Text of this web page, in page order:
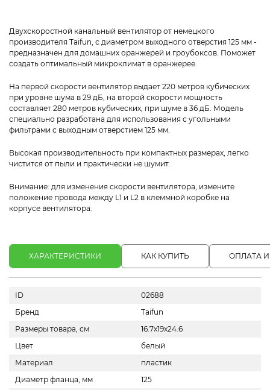
Двухскоростной канальный вентилятор от немецкого
производителя Taifun, с диаметром выходного отверстия 125 мм -
предназначен для домашних оранжерей и гроубоксов. Поможет
создать оптимальный микроклимат в оранжерее.
На первой скорости вентилятор выдает 220 метров кубических
при уровне шума в 29 дБ, на второй скорости мощность
составляет 280 метров кубических, при шуме в 36 дБ. Модель
специально разработана для использования с угольными
фильтрами с выходным отверстием 125 мм.
Высокая производительность при компактных размерах, легко
чистится от пыли и практически не шумит.
Внимание: для изменения скорости вентилятора, измените
положение провода между L1 и L2 в клеммной коробке на
корпусе вентилятора.
ХАРАКТЕРИСТИКИ КАК КУПИТЬ ОПЛАТА
ID
02688
Бренд
Taifun
Размеры товара, см
16.7х19х24.6
Цвет
белый
Материал
пластик
Диаметр фланца, мм
125